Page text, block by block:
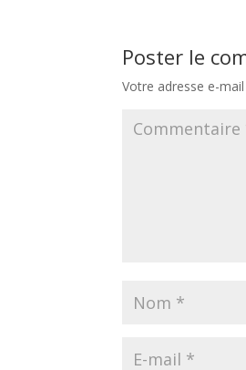
Poster le
Votre adresse e-